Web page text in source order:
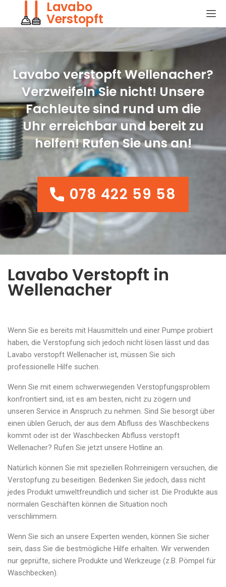
Lavabo
Verstopft
Lavabo verstopft Wellenacher?
Verzweifeln Sie nicht! Unsere
Fachleute sind rund um die
Uhr erreichbar und bereit zu
helfen! Rufen Sie uns an!
078 422 59 58
078 422 59 58
Lavabo Verstopft in
Wellenacher
Wenn Sie es bereits mit Hausmitteln und einer Pumpe probiert
haben, die Verstopfung sich jedoch nicht lösen lässt und das
Lavabo verstopft Wellenacher ist, müssen Sie sich
professionelle Hilfe suchen.
Wenn Sie mit einem schwerwiegenden Verstopfungsproblem
konfrontiert sind, ist es am besten, nicht zu zögern und
unseren Service in Anspruch zu nehmen. Sind Sie besorgt über
einen üblen Geruch, der aus dem Abfluss des Waschbeckens
kommt oder ist der Waschbecken Abfluss verstopft
Wellenacher? Rufen Sie jetzt unsere Hotline an.
Natürlich können Sie mit speziellen Rohrreinigern versuchen, die
Verstopfung zu beseitigen. Bedenken Sie jedoch, dass nicht
jedes Produkt umweltfreundlich und sicher ist. Die Produkte aus
normalen Geschäften können die Situation noch
verschlimmern.
Wenn Sie sich an unsere Experten wenden, können Sie sicher
sein, dass Sie die bestmögliche Hilfe erhalten. Wir verwenden
nur geprüfte, sichere Produkte und Werkzeuge (z.B. Pömpel für
Waschbecken).